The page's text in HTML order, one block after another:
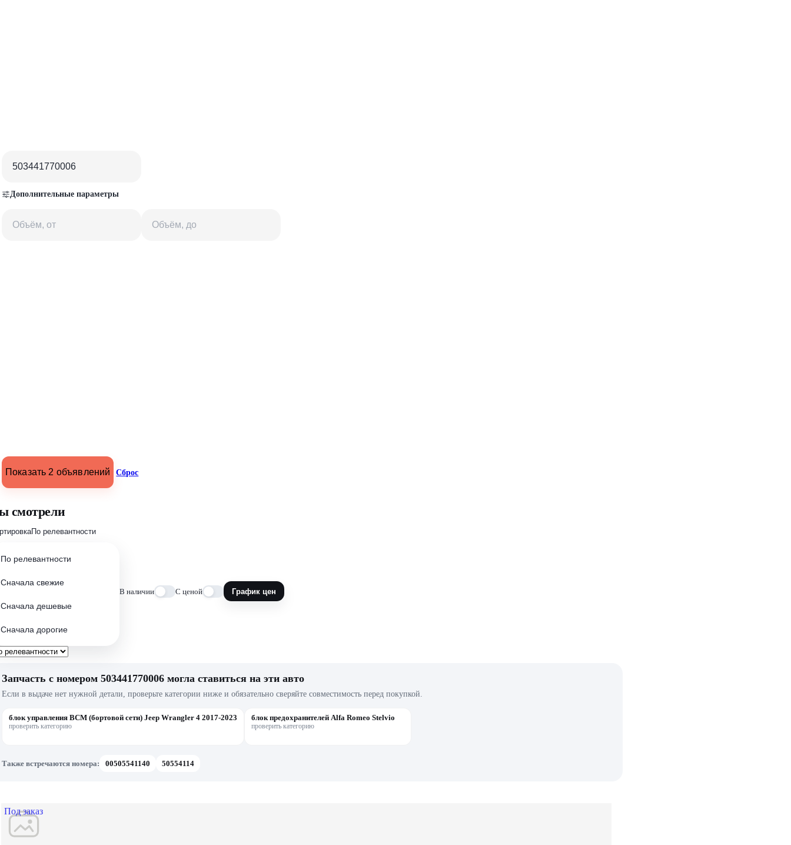
Дополнительные параметры
Показать 2 объявлений Сброс
смотрели
По релевантности
По релевантности
Сначала свежие
Сначала дешевые
Сначала дорогие
В наличии С ценой График цен
Запчасть с номером 503441770006 могла ставиться на эти авто
Если в выдаче нет нужной детали, проверьте категории ниже и обязательно сверяйте совместимость перед покупкой.
блок управления BCM (бортовой сети) Jeep Wrangler 4 2017-2023
проверить категорию
блок предохранителей Alfa Romeo Stelvio
проверить категорию
Также встречаются номера: 00505541140 50554114
Под заказ